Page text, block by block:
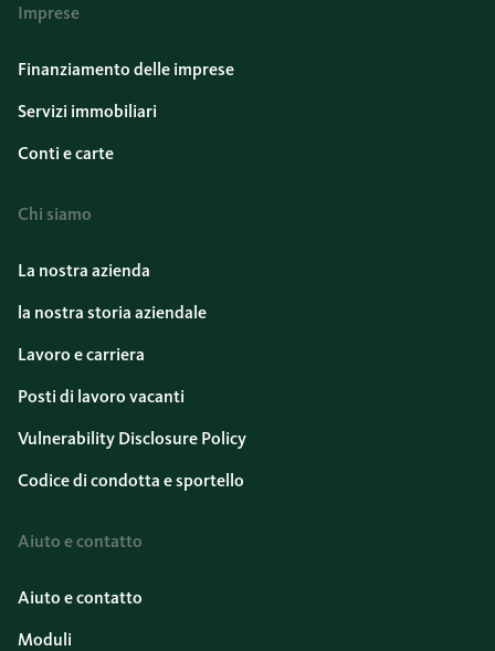
Imprese
Finanziamento delle imprese
Servizi immobiliari
Conti e carte
Chi siamo
La nostra azienda
la nostra storia aziendale
Lavoro e carriera
Posti di lavoro vacanti
Vulnerability Disclosure Policy
Codice di condotta e sportello
Aiuto e contatto
Aiuto e contatto
Moduli